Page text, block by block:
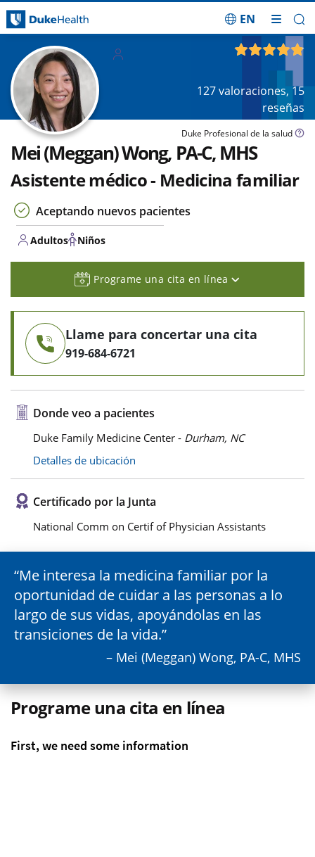
EN
4.85de 5
127valoraciones, 15
reseñas
Duke Profesional de la salud
Mei (Meggan) Wong, PA-C, MHS
Asistente médico - Medicina familiar
Aceptando nuevos pacientes
Adultos Niños
Programe una cita en línea
Llame para concertar una cita
919-684-6721
Donde veo a pacientes
Duke Family Medicine Center - Durham, NC
Detalles de ubicación
Certificado por la Junta
National Comm on Certif of Physician Assistants
Me interesa la medicina familiar por la
oportunidad de cuidar a las personas a lo
largo de sus vidas, apoyándolas en las
transiciones de la vida.
– Mei (Meggan) Wong, PA-C, MHS
Programe una cita en línea